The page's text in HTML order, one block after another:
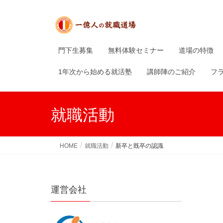
門下生募集 無料体験セミナー 道場の特徴
1年次から始める就活塾 講師陣のご紹介 フ
就職活動
HOME 就職活動 新卒と既卒の認識
運営会社